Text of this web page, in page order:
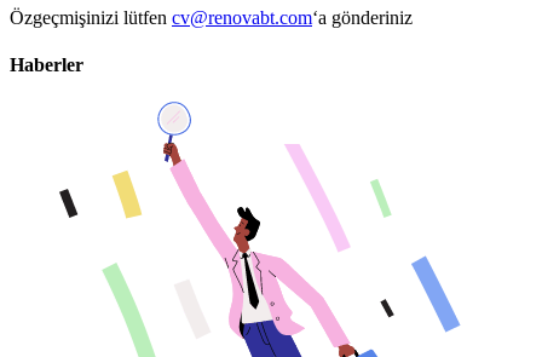
Özgeçmişinizi lütfen cv@renovabt.com‘a gönderiniz
Haberler